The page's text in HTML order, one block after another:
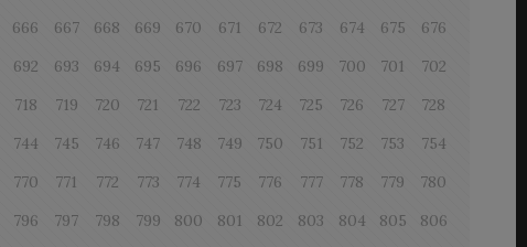
666 667 668 669 670 671 672 673 674 675
676
692 693 694 695 696 697 698 699 700 701
702
718 719 720 721 722 723 724 725 726 727
728
744 745 746 747 748 749 750 751 752 753
754
770 771 772 773 774 775 776 777 778 779
780
796 797 798 799 800 801 802 803 804 805
806